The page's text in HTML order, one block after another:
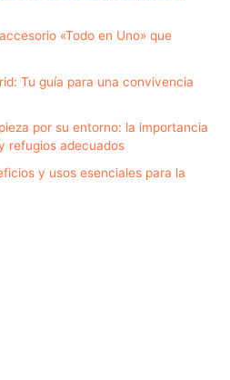
«Todo en Uno» que
Tu guía para una convivencia
por su entorno: la importancia
refugios adecuados
y usos esenciales para la